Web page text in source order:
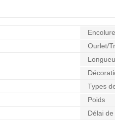
Encolure
Ourlet/
Types
Poids
Délai